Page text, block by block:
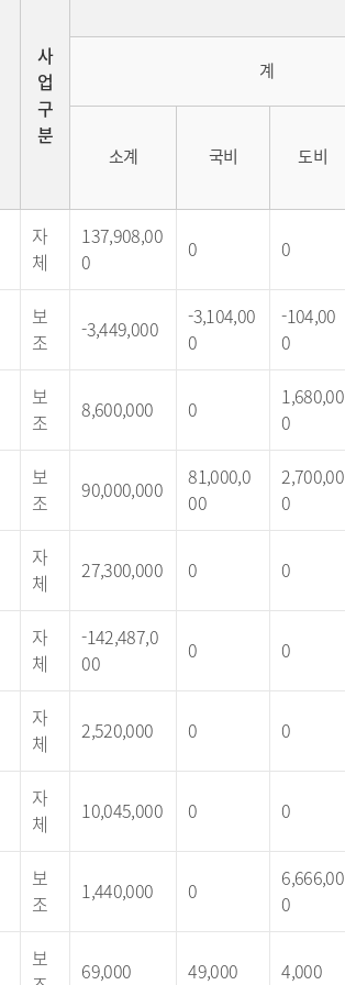
사
업
구
분
계
소계 국비 도비
자
체
137,908,00
0
0 0
보
조
-3,449,000
-3,104,00
0
-104,00
0
보
조
8,600,000 0
1,680,00
0
보
조
90,000,000
81,000,0
00
2,700,00
0
자
체
27,300,000 0 0
자
체
-142,487,0
00
0 0
자
체
2,520,000 0 0
자
체
10,045,000 0 0
보
조
1,440,000 0
6,666,00
0
보
69,000 49,000 4,000